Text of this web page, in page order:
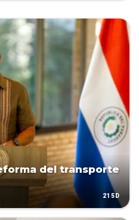
del transporte
215D